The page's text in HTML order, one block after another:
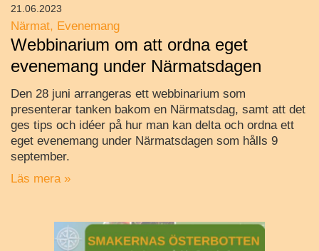
Närmat Evenemang
Webbinarium om att ordna eget
evenemang under Närmatsdagen
Den 28 juni arrangeras ett webbinarium som
presenterar tanken bakom en Närmatsdag, samt att det
ges tips och idéer på hur man kan delta och ordna ett
eget evenemang under Närmatsdagen som hålls 9
september.
Läs mera »
21.06.2023